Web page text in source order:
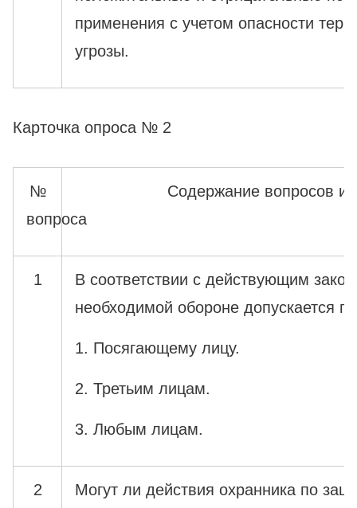
применения с учетом опасности
угрозы.
Карточка опроса № 2
№
вопроса
Содержание вопросов и
1
В соответствии с действующим
необходимой обороне допускается
1. Посягающему лицу.
2. Третьим лицам.
3. Любым лицам.
2
Могут ли действия охранника по